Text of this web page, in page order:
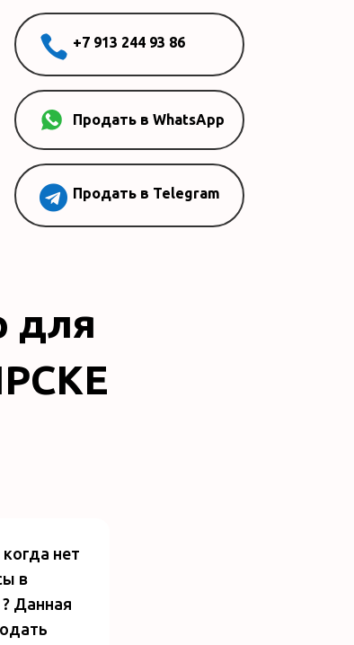
 +7 913 244 93 86
Продать в WhatsApp
 Продать в Telegram
для
нет
в
Данная